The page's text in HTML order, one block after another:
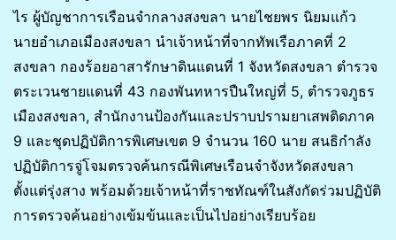
ไร ผู้บัญชาการเรือนจำกลางสงขลา นายไชยพร นิยมแก้ว
นายอำเภอเมืองสงขลา นำเจ้าหน้าที่จากทัพเรือภาคที่ 2
สงขลา กองร้อยอาสารักษาดินแดนที่ 1 จังหวัดสงขลา ตำรวจ
ตระเวนชายแดนที่ 43 กองพันทหารปืนใหญ่ที่ 5, ตำรวจภูธร
เมืองสงขลา, สำนักงานป้องกันและปราบปรามยาเสพติดภาค
9 และชุดปฏิบัติการพิเศษเขต 9 จำนวน 160 นาย สนธิกำลัง
ปฏิบัติการจู่โจมตรวจค้นกรณีพิเศษเรือนจำจังหวัดสงขลา
ตั้งแต่รุ่งสาง พร้อมด้วยเจ้าหน้าที่ราชทัณฑ์ในสังกัดร่วมปฏิบัติ
การตรวจค้นอย่างเข้มข้นและเป็นไปอย่างเรียบร้อย